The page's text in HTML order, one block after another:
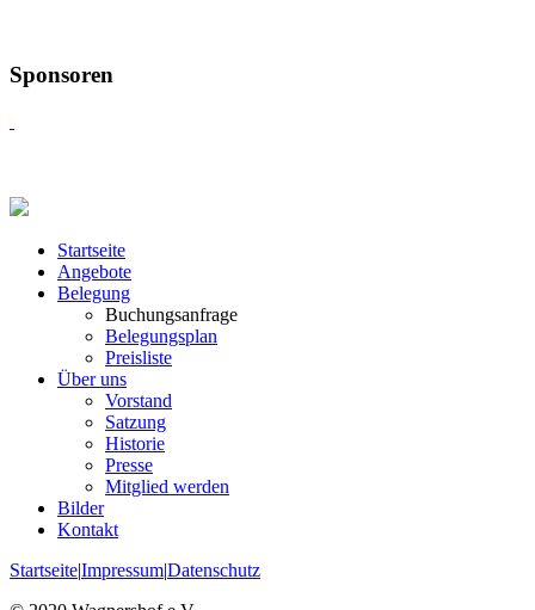
Sponsoren
Startseite
Angebote
Belegung
Buchungsanfrage
Belegungsplan
Preisliste
Über uns
Vorstand
Satzung
Historie
Presse
Mitglied werden
Bilder
Kontakt
Startseite|Impressum|Datenschutz